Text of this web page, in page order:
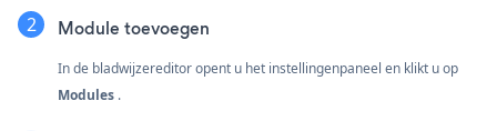
Module toevoegen
In de bladwijzereditor opent u het instellingenpaneel en klikt u op
Modules .